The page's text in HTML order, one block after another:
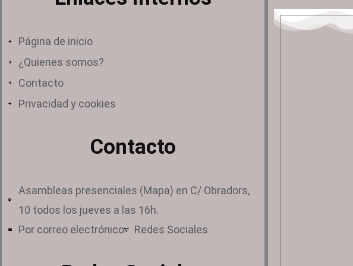
Página de inicio
¿Quienes somos?
Contacto
Privacidad y cookies
Contacto
Asambleas presenciales (Mapa) en C/ Obradors,
10 todos los jueves a las 16h.
Por correo electrónico
Redes Sociales